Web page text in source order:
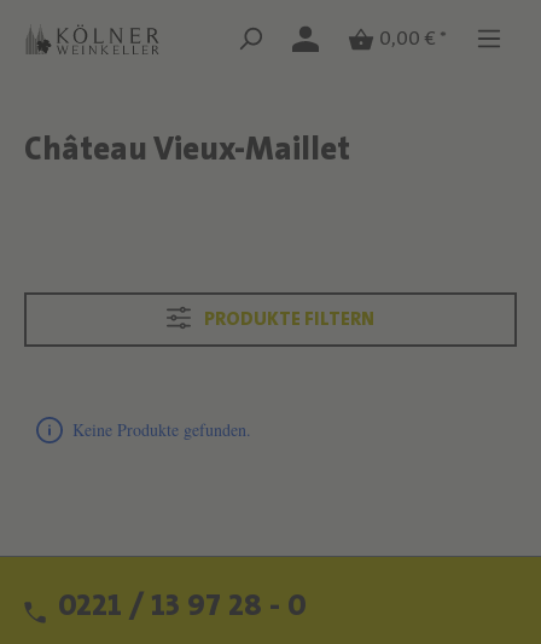
Zum Hauptinhalt springen
Zum Hauptinhalt springen
0,00 € *
Text überspringen
Château Vieux-Maillet
Text überspringen
PRODUKTE FILTERN
Keine Produkte gefunden.
0221 / 13 97 28 - 0